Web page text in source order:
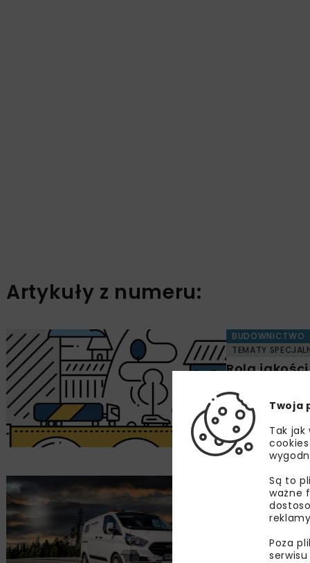
Artykuły z numeru:
BUDOWNICTWO
TEMATY
Rola
Anna
BUDOWNICTWO
TEMATY
Jakość
Twoja
Tak
Są to
ważne
Poza